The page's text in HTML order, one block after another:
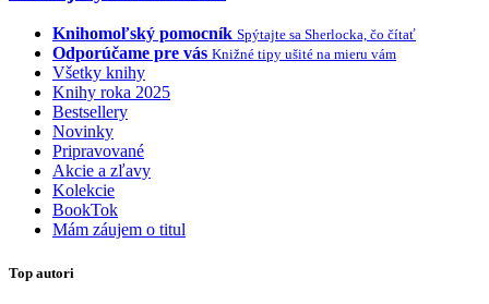
Knihomoľský pomocník Spýtajte sa Sherlocka, čo čítať
Odporúčame pre vás Knižné tipy ušité na mieru vám
Všetky knihy
Knihy roka 2025
Bestsellery
Novinky
Pripravované
Akcie a zľavy
Kolekcie
BookTok
Mám záujem o titul
Top autori